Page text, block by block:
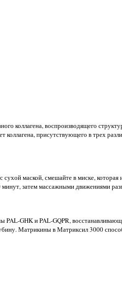
коллагена, воспроизводящего
присутствующего в трех
сухой маской, смешайте в миске,
затем массажными движениями
GHK и PAL-GQPR,
Матрикины в Матриксил 3000